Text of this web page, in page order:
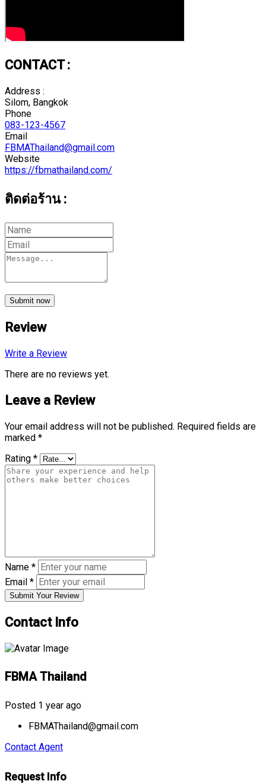
CONTACT :
Address :
Silom, Bangkok
Phone
083-123-4567
Email
FBMAThailand@gmail.com
Website
https://fbmathailand.com/
ติดต่อร้าน :
Submit now
Review
Write a Review
There are no reviews yet.
Leave a Review
Your email address will not be published. Required fields are
marked *
Rating *
Name *
Email *
Submit Your Review
Contact Info
FBMA Thailand
Posted 1 year ago
FBMAThailand@gmail.com
Contact Agent
Request Info